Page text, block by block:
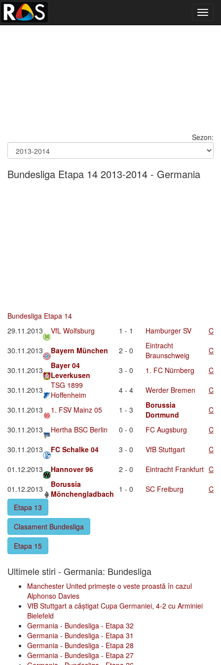
Sezon:
Bundesliga Etapa 14 2013-2014 - Germania
Bundesliga Etapa 14
29.11.2013
VfL Wolfsburg 1 - 1 Hamburger SV
C
30.11.2013
Bayern München 2 - 0
Eintracht
Braunschweig
C
30.11.2013
Bayer 04
Leverkusen
3 - 0 1. FC Nürnberg
C
30.11.2013
TSG 1899
Hoffenheim
4 - 4 Werder Bremen
C
30.11.2013
1. FSV Mainz 05 1 - 3
Borussia
Dortmund
C
30.11.2013
Hertha BSC Berlin 0 - 0 FC Augsburg
C
30.11.2013
FC Schalke 04 3 - 0 VfB Stuttgart
C
01.12.2013
Hannover 96 2 - 0 Eintracht Frankfurt C
01.12.2013
Borussia
Mönchengladbach 1 - 0 SC Freiburg
C
Etapa 13
Clasament Bundesliga
Etapa 15
Ultimele stiri - Germania: Bundesliga
Manchester United primește o veste proastă în cazul
Alphonso Davies
VfB Stuttgart a câștigat Cupa Germaniei, 4-2 cu Arminiei
Bielefeld
Germania - Bundesliga - Etapa 32
Germania - Bundesliga - Etapa 31
Germania - Bundesliga - Etapa 28
Germania - Bundesliga - Etapa 27